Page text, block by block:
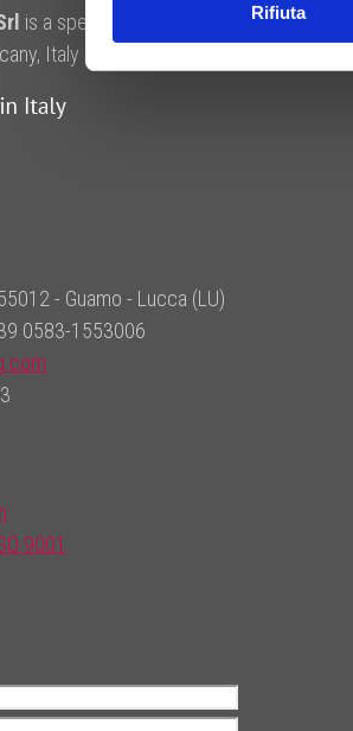
Rifiuta
is a specialist manufacturer of valves
Italy in an area renowned for its
- Guamo - Lucca (LU)
0583-1553006
9001